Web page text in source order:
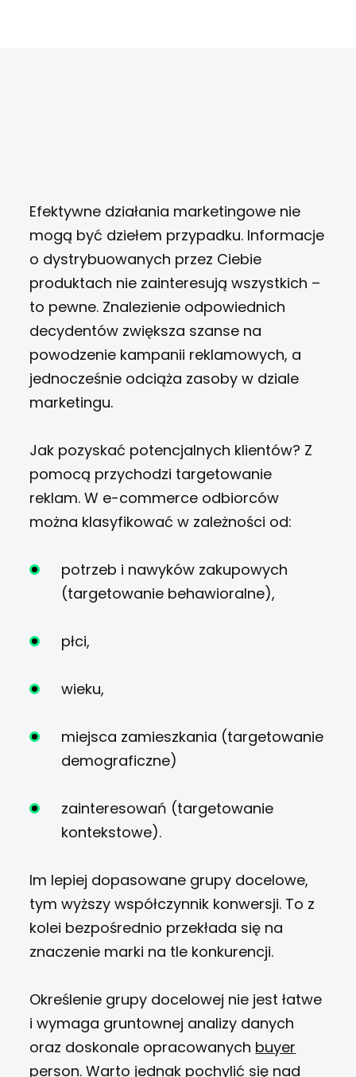
Efektywne działania marketingowe nie
mogą być dziełem przypadku. Informacje
o dystrybuowanych przez Ciebie
produktach nie zainteresują wszystkich –
to pewne. Znalezienie odpowiednich
decydentów zwiększa szanse na
powodzenie kampanii reklamowych, a
jednocześnie odciąża zasoby w dziale
marketingu.
Jak pozyskać potencjalnych klientów? Z
pomocą przychodzi targetowanie
reklam. W e-commerce odbiorców
można klasyfikować w zależności od:
potrzeb i nawyków zakupowych
(targetowanie behawioralne),
płci,
wieku,
miejsca zamieszkania (targetowanie
demograficzne)
zainteresowań (targetowanie
kontekstowe).
Im lepiej dopasowane grupy docelowe,
tym wyższy współczynnik konwersji. To z
kolei bezpośrednio przekłada się na
znaczenie marki na tle konkurencji.
Określenie grupy docelowej nie jest łatwe
i wymaga gruntownej analizy danych
oraz doskonale opracowanych buyer
person. Warto jednak pochylić się nad